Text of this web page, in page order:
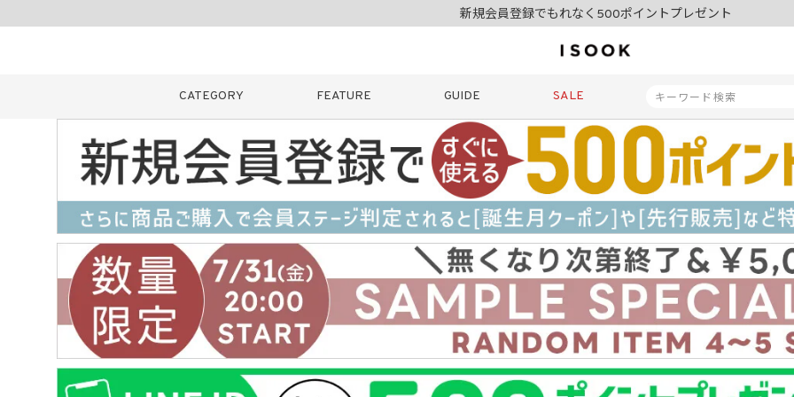
夏季休業日のご案内
10,000円以上ご購入で送料無料
夏季休業日のご案内
令和8年熊本地震の影響によるお荷物のお届けについて
CATEGORY FEATURE GUIDE SALE
キーワード 商品番号
販売タイプ
新着 再入荷 SALE
商品タイプ
ORIGINAL HIT
価格（税込）
〜